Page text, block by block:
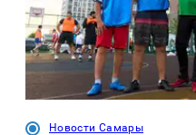
Новости Самары